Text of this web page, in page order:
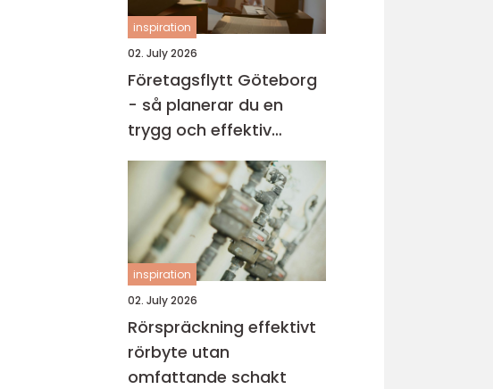
inspiration
02. July 2026
Företagsflytt Göteborg
- så planerar du en
trygg och effektiv
kontorsflytt
inspiration
02. July 2026
Rörspräckning effektivt
rörbyte utan
omfattande schakt